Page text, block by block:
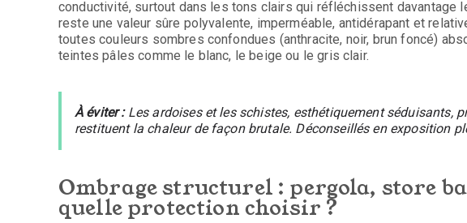
conductivité, surtout dans les tons clairs qui réfléchissent davantage
reste une valeur sûre polyvalente, imperméable, antidérapant et
toutes couleurs sombres confondues (anthracite, noir, brun foncé)
teintes pâles comme le blanc, le beige ou le gris clair.
À éviter :Les ardoises et les schistes, esthétiquement séduisants,
restituent la chaleur de façon brutale. Déconseillés en exposition
Ombrage structurel : pergola, store
quelle protection choisir ?